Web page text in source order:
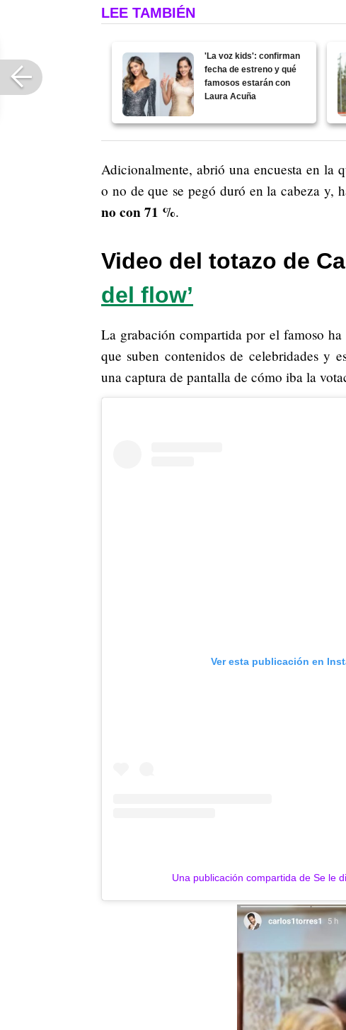
LEE TAMBIÉN
'La voz kids': confirman
fecha de estreno y qué
famosos estarán con
Laura Acuña
Adicionalmente, abrió una encuesta en la
o no de que se pegó duró en la cabeza y,
no con 71 %.
Video del totazo de
del flow’
La grabación compartida por el famoso
que suben contenidos de celebridades y
una captura de pantalla de cómo iba la
Ver esta publicación en
Una publicación compartida de Se le